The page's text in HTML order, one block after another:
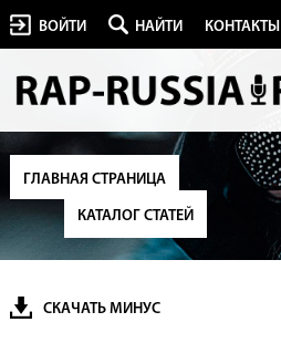
ВОЙТИ НАЙТИ КОНТАКТЫ
ГЛАВНАЯ СТРАНИЦА
КАТАЛОГ СТАТЕЙ
СКАЧАТЬ МИНУС